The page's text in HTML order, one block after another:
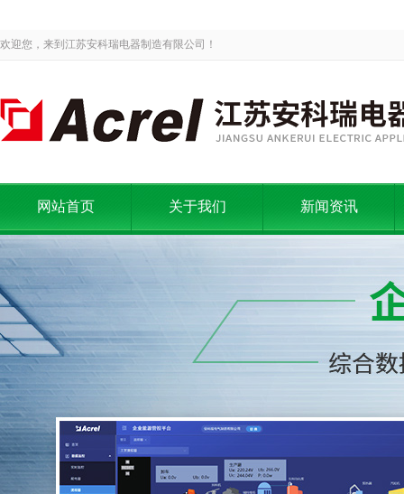
欢迎您，来到江苏安科瑞电器制造有限公司！
网站首页 关于我们 新闻资讯